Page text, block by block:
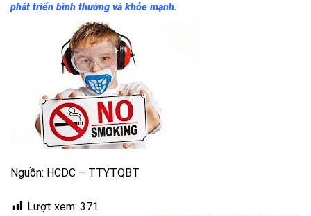
phát triển bình thường và khỏe mạnh.
Nguồn: HCDC – TTYTQBT
Lượt xem: 371